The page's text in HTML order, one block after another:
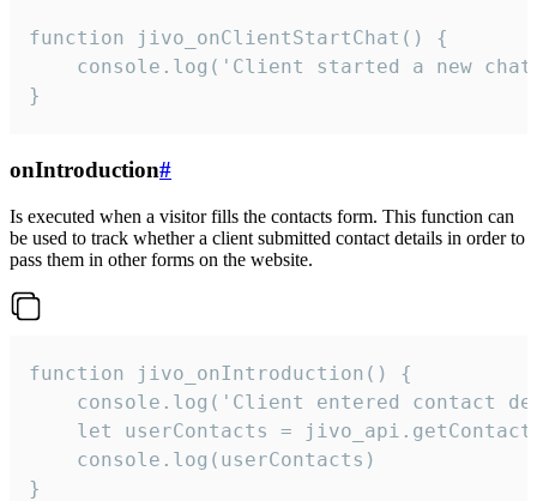
function jivo_onClientStartChat() {
console.log('Client started a new
}
onIntroduction#
Is executed when a visitor fills the contacts form. This function can
be used to track whether a client submitted contact details in order to
pass them in other forms on the website.
function jivo_onIntroduction() {
console.log('Client entered contact
let userContacts =
    console.log(userContacts)
}